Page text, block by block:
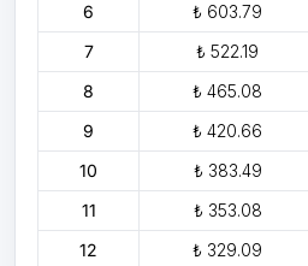
6
₺ 603.79
7
₺ 522.19
8
₺ 465.08
9
₺ 420.66
10
₺ 383.49
11
₺ 353.08
12
₺ 329.09